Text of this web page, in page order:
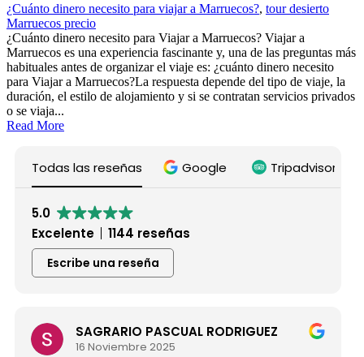
¿Cuánto dinero necesito para viajar a Marruecos?, tour desierto
Marruecos precio
¿Cuánto dinero necesito para Viajar a Marruecos? Viajar a
Marruecos es una experiencia fascinante y, una de las preguntas más
habituales antes de organizar el viaje es: ¿cuánto dinero necesito
para Viajar a Marruecos?La respuesta depende del tipo de viaje, la
duración, el estilo de alojamiento y si se contratan servicios privados
o se viaja...
Read More
Todas las reseñas Google Tripadvisor
5.0
Excelente
1144 reseñas
Escribe una reseña
SAGRARIO PASCUAL RODRIGUEZ
16 Noviembre 2025